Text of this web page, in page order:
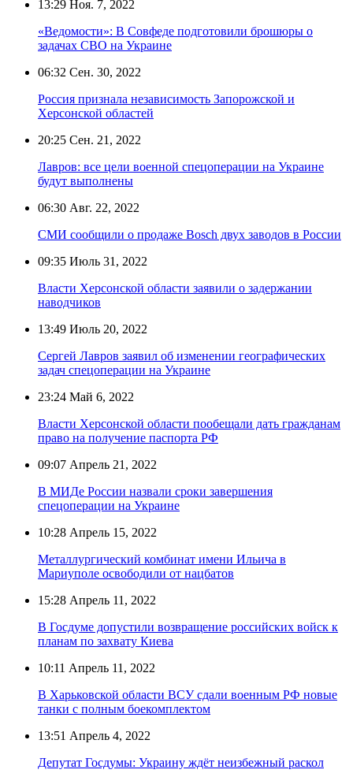
13:29 Ноя. 7, 2022
«Ведомости»: В Совфеде подготовили брошюры о
задачах СВО на Украине
06:32 Сен. 30, 2022
Россия признала независимость Запорожской и
Херсонской областей
20:25 Сен. 21, 2022
Лавров: все цели военной спецоперации на Украине
будут выполнены
06:30 Авг. 22, 2022
СМИ сообщили о продаже Bosch двух заводов в России
09:35 Июль 31, 2022
Власти Херсонской области заявили о задержании
наводчиков
13:49 Июль 20, 2022
Сергей Лавров заявил об изменении географических
задач спецоперации на Украине
23:24 Май 6, 2022
Власти Херсонской области пообещали дать гражданам
право на получение паспорта РФ
09:07 Апрель 21, 2022
В МИДе России назвали сроки завершения
спецоперации на Украине
10:28 Апрель 15, 2022
Металлургический комбинат имени Ильича в
Мариуполе освободили от нацбатов
15:28 Апрель 11, 2022
В Госдуме допустили возвращение российских войск к
планам по захвату Киева
10:11 Апрель 11, 2022
В Харьковской области ВСУ сдали военным РФ новые
танки с полным боекомплектом
13:51 Апрель 4, 2022
Депутат Госдумы: Украину ждёт неизбежный раскол